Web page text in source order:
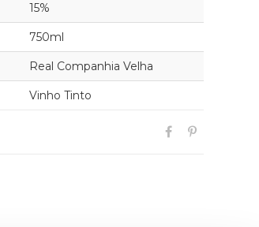
15%
750ml
Real Companhia Velha
Vinho Tinto